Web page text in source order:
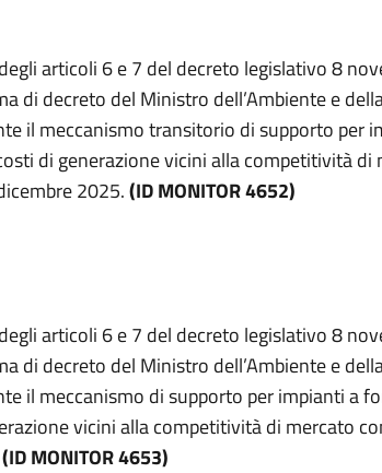
articoli 6 e 7 del decreto legislativo 8
di decreto del Ministro dell’Ambiente e
il meccanismo transitorio di supporto per
di generazione vicini alla competitività di
2025.(ID MONITOR 4652)
articoli 6 e 7 del decreto legislativo 8
di decreto del Ministro dell’Ambiente e
il meccanismo di supporto per impianti a
vicini alla competitività di mercato
(ID MONITOR 4653)